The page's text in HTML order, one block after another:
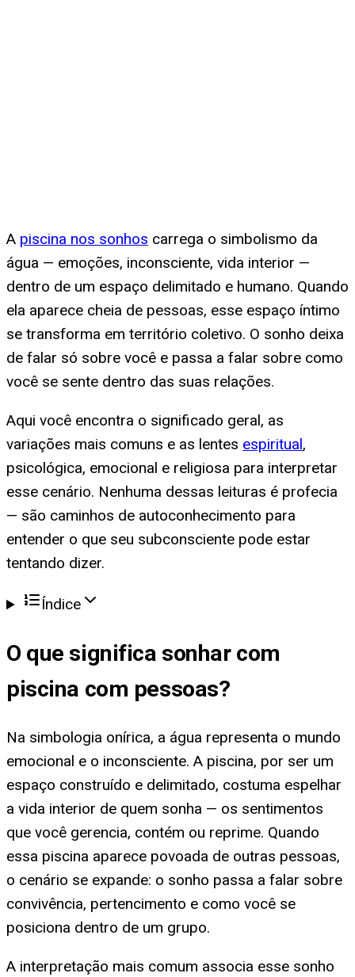
A piscina nos sonhos carrega o simbolismo da
água — emoções, inconsciente, vida interior —
dentro de um espaço delimitado e humano. Quando
ela aparece cheia de pessoas, esse espaço íntimo
se transforma em território coletivo. O sonho deixa
de falar só sobre você e passa a falar sobre como
você se sente dentro das suas relações.
Aqui você encontra o significado geral, as
variações mais comuns e as lentes espiritual,
psicológica, emocional e religiosa para interpretar
esse cenário. Nenhuma dessas leituras é profecia
— são caminhos de autoconhecimento para
entender o que seu subconsciente pode estar
tentando dizer.
Índice
O que significa sonhar com
piscina com pessoas?
Na simbologia onírica, a água representa o mundo
emocional e o inconsciente. A piscina, por ser um
espaço construído e delimitado, costuma espelhar
a vida interior de quem sonha — os sentimentos
que você gerencia, contém ou reprime. Quando
essa piscina aparece povoada de outras pessoas,
o cenário se expande: o sonho passa a falar sobre
convivência, pertencimento e como você se
posiciona dentro de um grupo.
A interpretação mais comum associa esse sonho